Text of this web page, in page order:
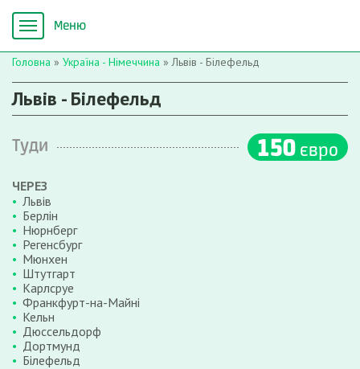
Головна » Україна - Німеччина »Львів - Білефельд
Львів - Білефельд
Туди 150 євро
ЧЕРЕЗ
Львів
Берлін
Нюрнберг
Регенсбург
Мюнхен
Штутгарт
Карлсруе
Франкфурт-на-Майні
Кельн
Дюссельдорф
Дортмунд
Білефельд